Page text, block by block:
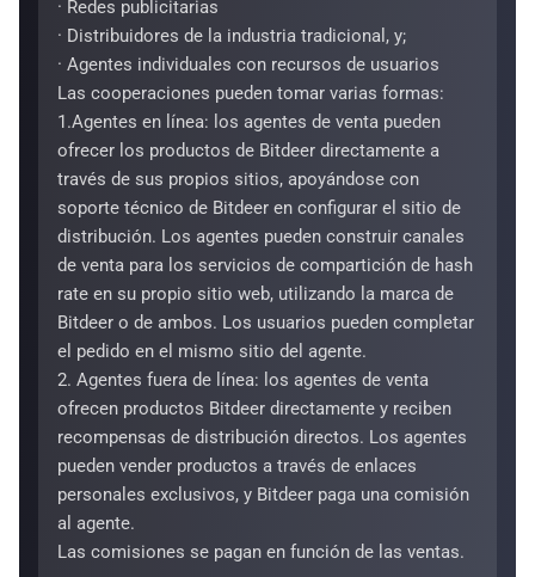
· Redes publicitarias
· Distribuidores de la industria tradicional, y;
· Agentes individuales con recursos de usuarios
Las cooperaciones pueden tomar varias formas:
1.Agentes en línea: los agentes de venta pueden
ofrecer los productos de Bitdeer directamente a
través de sus propios sitios, apoyándose con
soporte técnico de Bitdeer en configurar el sitio de
distribución. Los agentes pueden construir canales
de venta para los servicios de compartición de hash
rate en su propio sitio web, utilizando la marca de
Bitdeer o de ambos. Los usuarios pueden completar
el pedido en el mismo sitio del agente.
2. Agentes fuera de línea: los agentes de venta
ofrecen productos Bitdeer directamente y reciben
recompensas de distribución directos. Los agentes
pueden vender productos a través de enlaces
personales exclusivos, y Bitdeer paga una comisión
al agente.
Las comisiones se pagan en función de las ventas.